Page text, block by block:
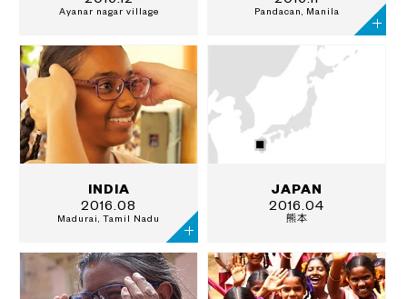
Ayanar nagar village Pandacan, Manila
INDIA
2016.08
Madurai, Tamil Nadu
JAPAN
2016.04
熊本